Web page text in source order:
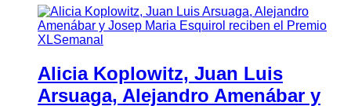
Alicia Koplowitz, Juan Luis
Arsuaga, Alejandro Amenábar y